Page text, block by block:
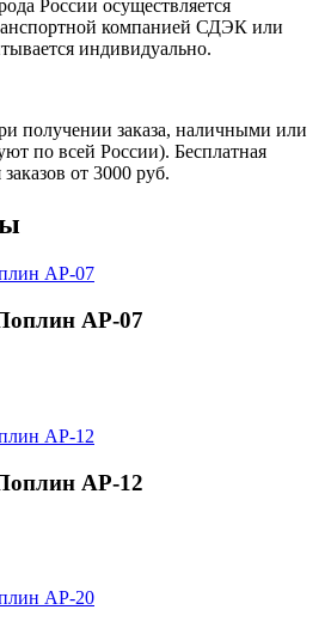
России осуществляется
компанией СДЭК или
индивидуально.
получении заказа, наличными или
по всей России). Бесплатная
от 3000 руб.
AP-07
AP-12